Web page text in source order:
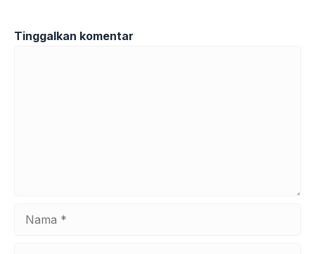
Tinggalkan komentar